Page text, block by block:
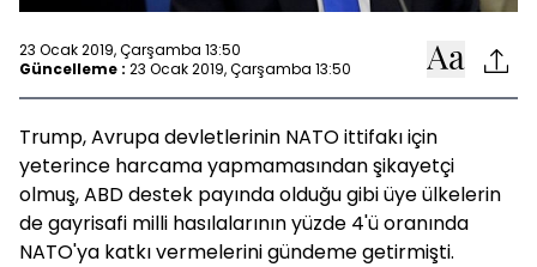
23 Ocak 2019, Çarşamba 13:50
Güncelleme : 23 Ocak 2019, Çarşamba 13:50
Trump, Avrupa devletlerinin NATO ittifakı için
yeterince harcama yapmamasından şikayetçi
olmuş, ABD destek payında olduğu gibi üye ülkelerin
de gayrisafi milli hasılalarının yüzde 4'ü oranında
NATO'ya katkı vermelerini gündeme getirmişti.